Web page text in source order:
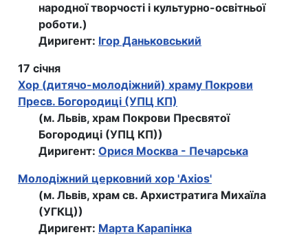
народної творчості і культурно-освітньої
роботи.)
Диригент: Ігор Даньковський
17 січня
Хор (дитячо-молодіжний) храму Покрови
Пресв. Богородиці (УПЦ КП)
(м. Львів, храм Покрови Пресвятої
Богородиці (УПЦ КП))
Диригент: Орися Москва - Печарська
Молодіжний церковний хор 'Axios'
(м. Львів, храм св. Архистратига Михаїла
(УГКЦ))
Диригент: Марта Карапінка